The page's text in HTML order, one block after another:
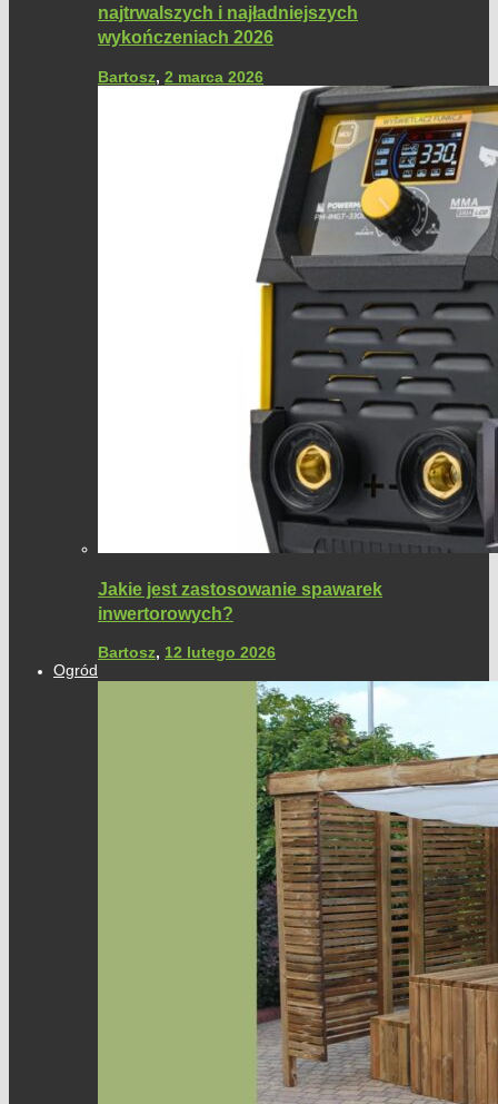
najtrwalszych i najładniejszych
wykończeniach 2026
Bartosz, 2 marca 2026
Jakie jest zastosowanie spawarek
inwertorowych?
Bartosz, 12 lutego 2026
Ogród